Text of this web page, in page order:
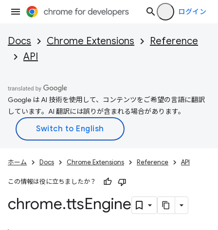
ログイン
Docs Chrome Extensions
Reference
API
Google は AI 技術を使用して、コンテンツをご希望の言語に翻訳
しています。AI 翻訳には誤りが含まれる場合があります。
ホーム Docs Chrome Extensions Reference API
この情報は役に立ちましたか？
chrome.ttsEngine